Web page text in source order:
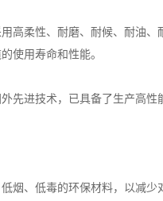
高柔性、耐磨、耐候、耐油
使用寿命和性能。
先进技术，已具备了生产高
、低毒的环保材料，以减少